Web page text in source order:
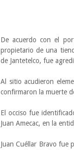
De acuerdo con el
propietario de una
de Jantetelco, fue
Al sitio acudieron
confirmaron la muerte
El occiso fue
Juan Amecac, en la
Juan Cuéllar Bravo fue